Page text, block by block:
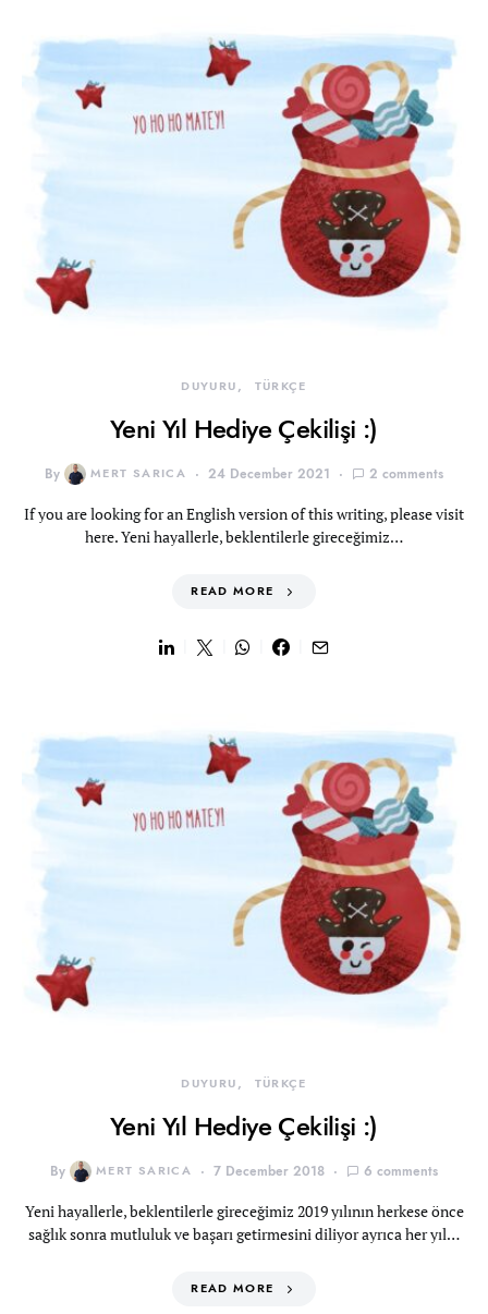
DUYURU TÜRKÇE
Yeni Yıl Hediye Çekilişi :)
By MERT SARICA 24 December 2021 2 comments
If you are looking for an English version of this writing, please visit
here. Yeni hayallerle, beklentilerle gireceğimiz…
READ MORE
DUYURU TÜRKÇE
Yeni Yıl Hediye Çekilişi :)
By MERT SARICA 7 December 2018 6 comments
Yeni hayallerle, beklentilerle gireceğimiz 2019 yılının herkese önce
sağlık sonra mutluluk ve başarı getirmesini diliyor ayrıca her yıl…
READ MORE